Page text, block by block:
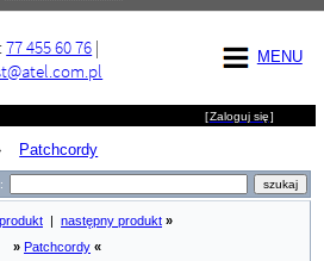
MENU
77 455 60 76 |
[Zaloguj się]
Patchcordy
następny produkt »
» Patchcordy «